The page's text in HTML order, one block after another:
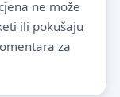
ne može
ili pokušaju
za